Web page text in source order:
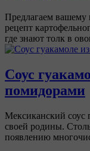
Предлагаем
рецепт
где знают толк в
Соус
помидорами
Мексиканский соус
своей родины.
появлению